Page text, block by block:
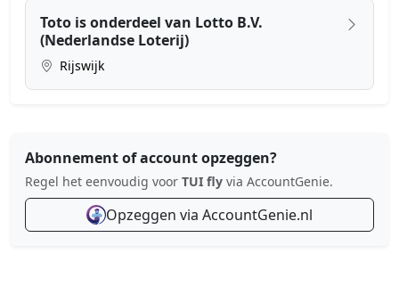
Toto is onderdeel van Lotto B.V.
(Nederlandse Loterij)
Rijswijk
Abonnement of account opzeggen?
Regel het eenvoudig voor TUI fly via AccountGenie.
Opzeggen via AccountGenie.nl